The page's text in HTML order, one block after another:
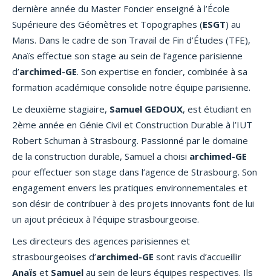
dernière année du Master Foncier enseigné à l’École
Supérieure des Géomètres et Topographes (ESGT) au
Mans. Dans le cadre de son Travail de Fin d’Études (TFE),
Anaïs effectue son stage au sein de l’agence parisienne
d’archimed-GE. Son expertise en foncier, combinée à sa
formation académique consolide notre équipe parisienne.
Le deuxième stagiaire, Samuel GEDOUX, est étudiant en
2ème année en Génie Civil et Construction Durable à l’IUT
Robert Schuman à Strasbourg. Passionné par le domaine
de la construction durable, Samuel a choisi archimed-GE
pour effectuer son stage dans l’agence de Strasbourg. Son
engagement envers les pratiques environnementales et
son désir de contribuer à des projets innovants font de lui
un ajout précieux à l’équipe strasbourgeoise.
Les directeurs des agences parisiennes et
strasbourgeoises d’archimed-GE sont ravis d’accueillir
Anaïs et Samuel au sein de leurs équipes respectives. Ils